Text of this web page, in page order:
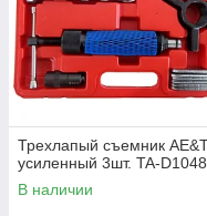
Трехлапый съемник
усиленный 3шт. TA-D1048
В наличии